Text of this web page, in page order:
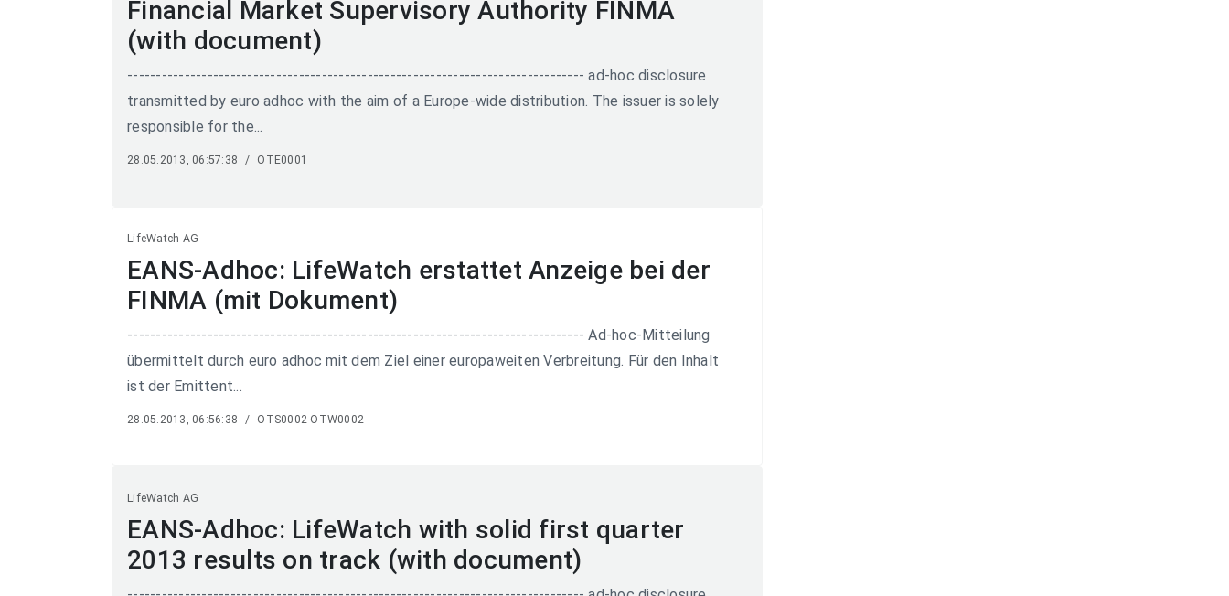
Financial Market Supervisory Authority FINMA
(with document)
-------------------------------------------------------------------------------- ad-hoc disclosure
transmitted by euro adhoc with the aim of a Europe-wide distribution. The issuer is solely
responsible for the...
28.05.2013, 06:57:38 / OTE0001
LifeWatch AG
EANS-Adhoc: LifeWatch erstattet Anzeige bei der
FINMA (mit Dokument)
-------------------------------------------------------------------------------- Ad-hoc-Mitteilung
übermittelt durch euro adhoc mit dem Ziel einer europaweiten Verbreitung. Für den Inhalt
ist der Emittent...
28.05.2013, 06:56:38 / OTS0002 OTW0002
LifeWatch AG
EANS-Adhoc: LifeWatch with solid first quarter
2013 results on track (with document)